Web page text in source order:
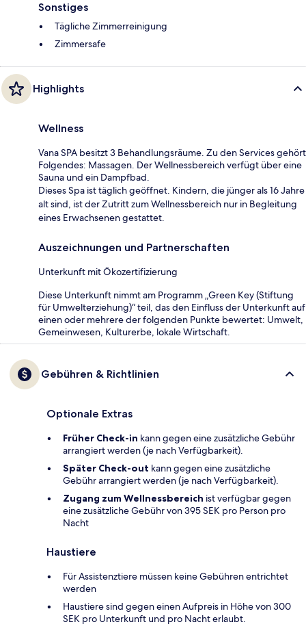
Sonstiges
Tägliche Zimmerreinigung
Zimmersafe
Highlights
Wellness
Vana SPA besitzt 3 Behandlungsräume. Zu den Services gehört
Folgendes: Massagen. Der Wellnessbereich verfügt über eine
Sauna und ein Dampfbad.
Dieses Spa ist täglich geöffnet. Kindern, die jünger als 16 Jahre
alt sind, ist der Zutritt zum Wellnessbereich nur in Begleitung
eines Erwachsenen gestattet.
Auszeichnungen und Partnerschaften
Unterkunft mit Ökozertifizierung
Diese Unterkunft nimmt am Programm „Green Key (Stiftung
für Umwelterziehung)“ teil, das den Einfluss der Unterkunft auf
einen oder mehrere der folgenden Punkte bewertet: Umwelt,
Gemeinwesen, Kulturerbe, lokale Wirtschaft.
Gebühren & Richtlinien
Optionale Extras
Früher Check-in kann gegen eine zusätzliche Gebühr
arrangiert werden (je nach Verfügbarkeit).
Später Check-out kann gegen eine zusätzliche
Gebühr arrangiert werden (je nach Verfügbarkeit).
Zugang zum Wellnessbereich ist verfügbar gegen
eine zusätzliche Gebühr von 395 SEK pro Person pro
Nacht
Haustiere
Für Assistenztiere müssen keine Gebühren entrichtet
werden
Haustiere sind gegen einen Aufpreis in Höhe von 300
SEK pro Unterkunft und pro Nacht erlaubt.